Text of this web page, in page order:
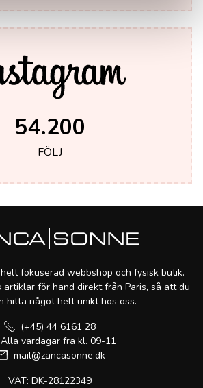
54.200
FÖLJ
fokuserad webbshop och fysisk butik.
artiklar för hand direkt från Paris, så att du
hitta något helt unikt hos oss.
(+45) 44 6161 28
Alla vardagar fra kl. 09-11
mail@zancasonne.dk
VAT: DK-28122349